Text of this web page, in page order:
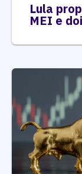
Lula
MEI e